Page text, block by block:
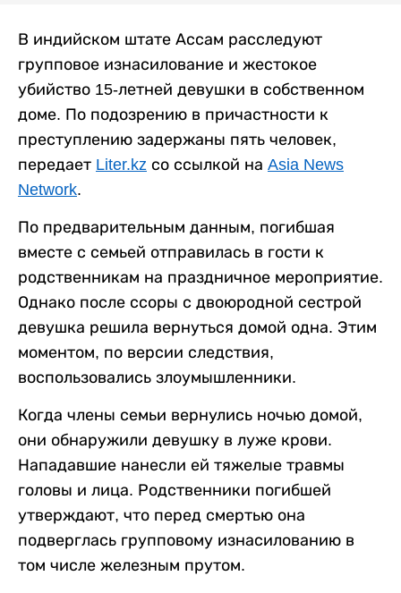
В индийском штате Ассам расследуют
групповое изнасилование и жестокое
убийство 15-летней девушки в собственном
доме. По подозрению в причастности к
преступлению задержаны пять человек,
передает Liter.kz со ссылкой на Asia News
Network.
По предварительным данным, погибшая
вместе с семьей отправилась в гости к
родственникам на праздничное мероприятие.
Однако после ссоры с двоюродной сестрой
девушка решила вернуться домой одна. Этим
моментом, по версии следствия,
воспользовались злоумышленники.
Когда члены семьи вернулись ночью домой,
они обнаружили девушку в луже крови.
Нападавшие нанесли ей тяжелые травмы
головы и лица. Родственники погибшей
утверждают, что перед смертью она
подверглась групповому изнасилованию в
том числе железным прутом.